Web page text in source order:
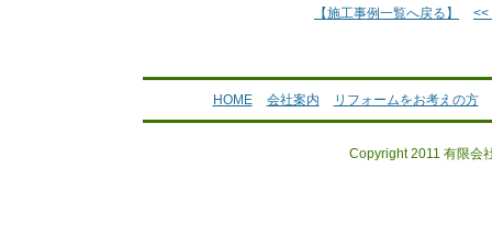
【施工事例一覧へ戻る】 <<
HOME 会社案内 リフォームをお考えの方
Copyright 2011 有限会